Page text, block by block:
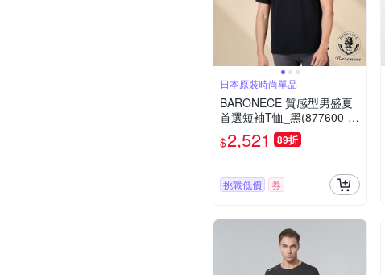
日本原裝時尚單品
BARONECE 質感型男盛夏
首選短袖T恤_黑(877600-1
5)
$2,521 89折
挑戰低價 券